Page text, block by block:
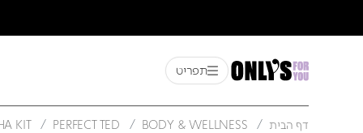
תפריט
דף הבית BODY & WELLNESS
PERFECT TED
KIT